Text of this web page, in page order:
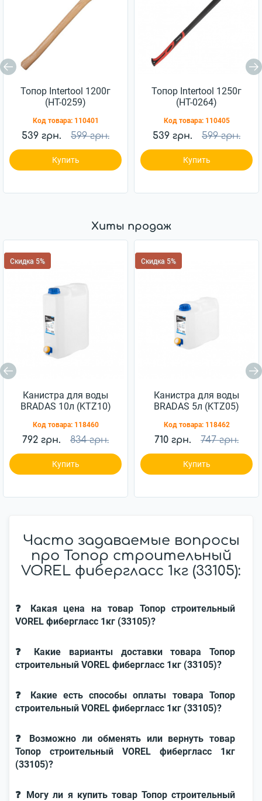
Топор Intertool 1200г
(HT-0259)
Код товара: 110401
539 грн. 599 грн.
Купить
Топор Intertool 1250г
(HT-0264)
Код товара: 110405
539 грн. 599 грн.
Купить
Хиты продаж
Скидка 5%
Канистра для воды
BRADAS 10л (KTZ10)
Код товара: 118460
792 грн. 834 грн.
Купить
Скидка 5%
Канистра для воды
BRADAS 5л (KTZ05)
Код товара: 118462
710 грн. 747 грн.
Купить
Часто задаваемые вопросы
про Топор строительный
VOREL фибергласс 1кг (33105):
❓ Какая цена на товар Топор строительный
VOREL фибергласс 1кг (33105)?
❓ Какие варианты доставки товара Топор
строительный VOREL фибергласс 1кг (33105)?
❓ Какие есть способы оплаты товара Топор
строительный VOREL фибергласс 1кг (33105)?
❓ Возможно ли обменять или вернуть товар
Топор строительный VOREL фибергласс 1кг
(33105)?
❓ Могу ли я купить товар Топор строительный